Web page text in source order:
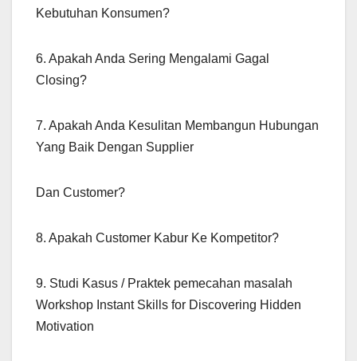
Kebutuhan Konsumen?
6. Apakah Anda Sering Mengalami Gagal
Closing?
7. Apakah Anda Kesulitan Membangun Hubungan
Yang Baik Dengan Supplier
Dan Customer?
8. Apakah Customer Kabur Ke Kompetitor?
9. Studi Kasus / Praktek pemecahan masalah
Workshop Instant Skills for Discovering Hidden
Motivation